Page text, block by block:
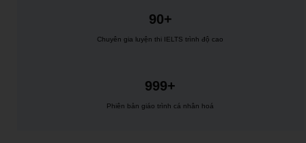
90+
Chuyên gia luyện thi IELTS trình độ cao
999+
Phiên bản giáo trình cá nhân hoá